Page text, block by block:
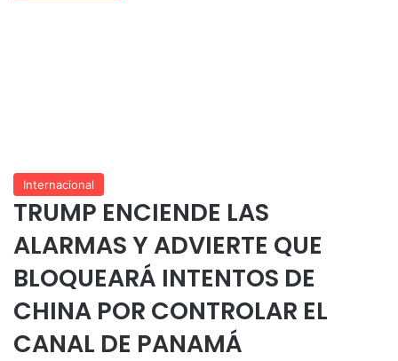
Internacional
TRUMP ENCIENDE LAS
ALARMAS Y ADVIERTE QUE
BLOQUEARÁ INTENTOS DE
CHINA POR CONTROLAR EL
CANAL DE PANAMÁ